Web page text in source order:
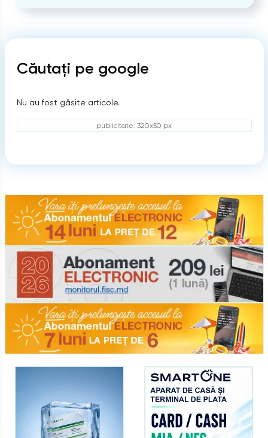
Căutați pe google
Nu au fost găsite articole.
publicitate: 320x50 px